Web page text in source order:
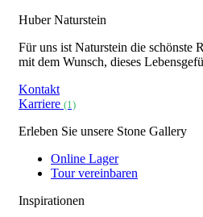
Huber Naturstein
Für uns ist Naturstein die schönste
mit dem Wunsch, dieses
Kontakt
Karriere (1)
Erleben Sie unsere Stone Gallery
Online Lager
Tour vereinbaren
Inspirationen